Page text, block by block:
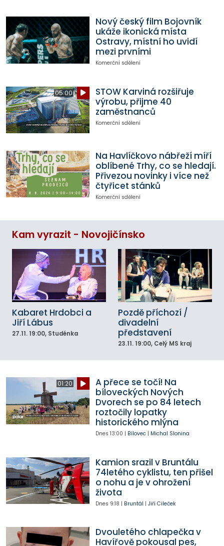
Nový český film Bojovník
ukáže ikonická místa
Ostravy, místní ho uvidí
mezi prvními
Komerční sdělení
05:00
STOW Karviná rozšiřuje
výrobu, přijme 40
zaměstnanců
Komerční sdělení
Na Havlíčkovo nábřeží míří
oblíbené Trhy, co se hledají.
Přivezou novinky i více než
čtyřicet stánků
Komerční sdělení
Kam vyrazit - Novojičínsko
Kabaret Hrdobci a
Jiří Lábus
27.11. 19:00, Studénka
Pozdě příchozí /
divadelní
představení
23.11. 19:00, Celý MS kraj
01:20
A přece se točí! Na
bíloveckých Nových
Dvorech se po 84 letech
roztočily lopatky
historického mlýna
Dnes 13:00 | Bílovec| Michal Slonina
Kamion srazil v Bruntálu
74letého cyklistu, ten přišel
o nohu a je v ohrožení
života
Dnes 9:18 | Bruntál | Jiří Cileček
Dvouletého chlapečka v
Havířově pokousal pes,